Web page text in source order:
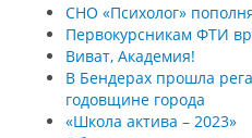
СНО «Психолог»
Первокурсникам ФТИ
Виват, Академия!
В Бендерах прошла
годовщине города
«Школа актива – 2023»